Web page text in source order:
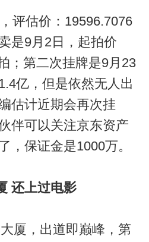
评估价：19596.7076
是9月2日，起拍价
；第二次挂牌是9月23
亿，但是依然无人出
估计近期会再次挂
伴可以关注京东资产
，保证金是1000万。
还上过电影
厦，出道即巅峰，第